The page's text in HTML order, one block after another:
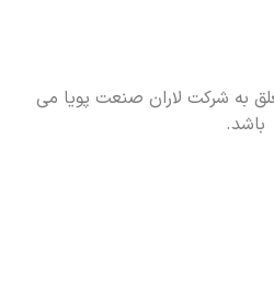
به شرکت لاران صنعت پویا می
باشد.